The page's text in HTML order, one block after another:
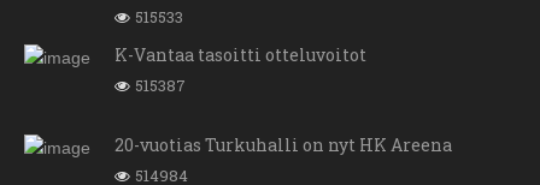
515533
K-Vantaa tasoitti otteluvoitot
515387
20-vuotias Turkuhalli on nyt HK Areena
514984